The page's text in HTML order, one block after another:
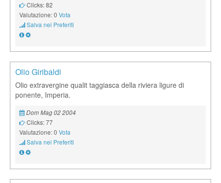
Clicks: 82
Valutazione: 0 Vota
Salva nei Preferiti
Olio Giribaldi
Olio extravergine qualit taggiasca della riviera ligure di
ponente, Imperia.
Dom Mag 02 2004
Clicks: 77
Valutazione: 0 Vota
Salva nei Preferiti